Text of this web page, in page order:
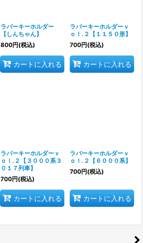
ラバーキーホルダー
【しんちゃん】
800円(税込)
カートに入れる
ラバーキーホルダーｖ
ｏｌ.２【１１５０形】
700円(税込)
カートに入れる
ラバーキーホルダーｖ
ｏｌ.２【３０００系３
０１７列車】
700円(税込)
カートに入れる
ラバーキーホルダーｖ
ｏｌ.２【６０００系】
700円(税込)
カートに入れる